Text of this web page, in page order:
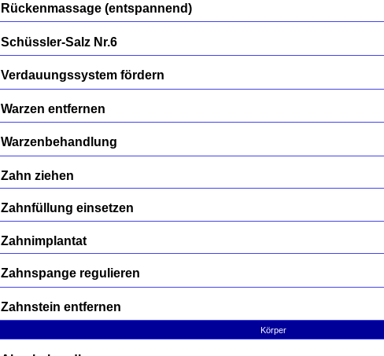
Rückenmassage (entspannend)
Schüssler-Salz Nr.6
Verdauungssystem fördern
Warzen entfernen
Warzenbehandlung
Zahn ziehen
Zahnfüllung einsetzen
Zahnimplantat
Zahnspange regulieren
Zahnstein entfernen
Körper